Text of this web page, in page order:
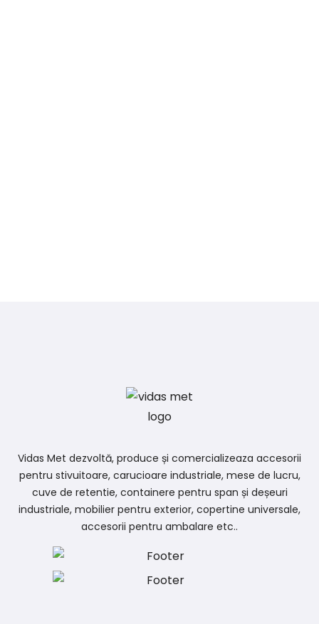
Vidas Met dezvoltă, produce și comercializeaza accesorii
pentru stivuitoare, carucioare industriale, mese de lucru,
cuve de retentie, containere pentru span și deșeuri
industriale, mobilier pentru exterior, copertine universale,
accesorii pentru ambalare etc..